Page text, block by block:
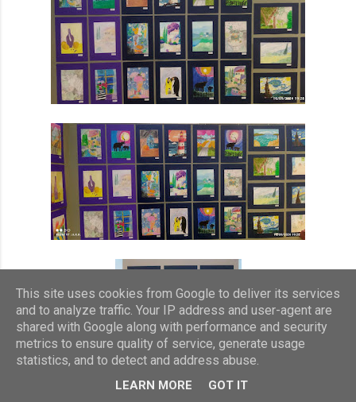
This site uses cookies from Google to deliver its services
and to analyze traffic. Your IP address and user-agent are
shared with Google along with performance and security
metrics to ensure quality of service, generate usage
statistics, and to detect and address abuse.
LEARN MORE GOT IT